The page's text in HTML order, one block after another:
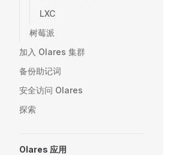
LXC
树莓派
加入 Olares 集群
备份助记词
安全访问 Olares
探索
Olares 应用